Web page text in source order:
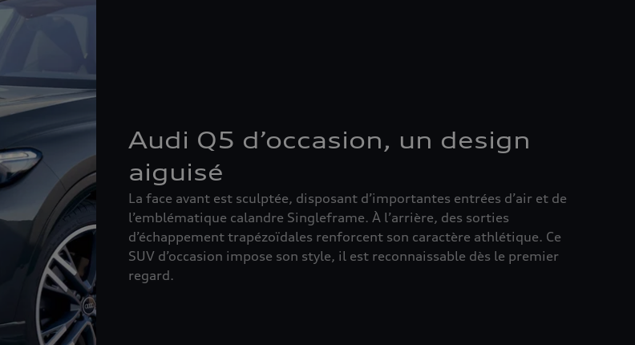
Audi Q5 d’occasion, un design
aiguisé
La face avant est sculptée, disposant d’importantes entrées d’air et de
l’emblématique calandre Singleframe. À l’arrière, des sorties
d’échappement trapézoïdales renforcent son caractère athlétique. Ce
SUV d’occasion impose son style, il est reconnaissable dès le premier
regard.